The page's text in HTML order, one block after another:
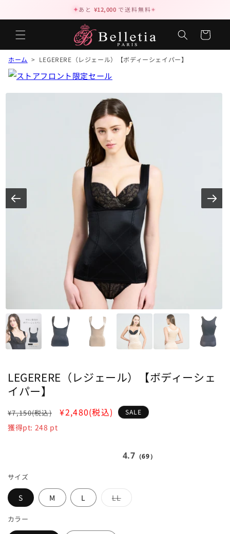
✦あと ¥12,000 で送料無料✦
カ
ー
ホーム > LEGERERE（レジェール）【ボディーシェイパー】
LEGERERE（レジェール）【ボディーシェ
イパー】
通
常
¥7,150(税込) SALE
¥2,480(税込) SALE
獲得pt: 248 pt
4.7 （69）
サイズ
S M L LL売
り
カラー